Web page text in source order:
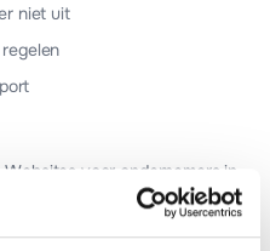
niet uit
voor ondernemers in
of €65 per maand inclusief